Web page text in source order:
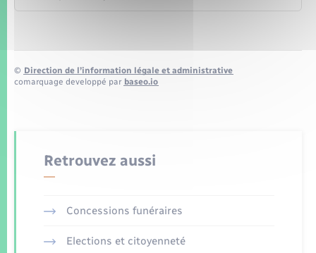
© Direction de l’information légale et administrative
comarquage developpé par baseo.io
Retrouvez aussi
Concessions funéraires
Elections et citoyenneté